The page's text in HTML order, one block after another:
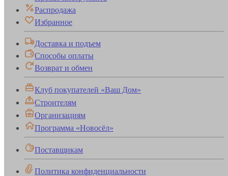
Распродажа
Избранное
Доставка и подъем
Способы оплаты
Возврат и обмен
Клуб покупателей «Ваш Дом»
Строителям
Организациям
Программа «Новосёл»
Поставщикам
Политика конфиденциальности